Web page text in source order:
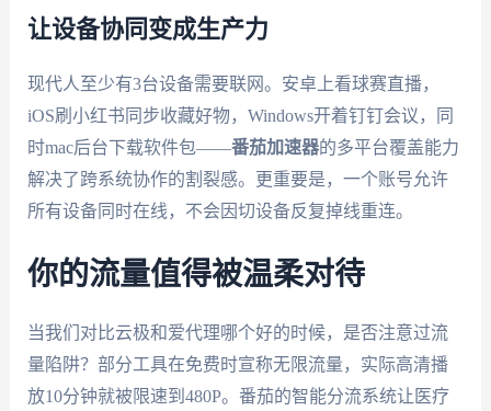
让设备协同变成生产力
现代人至少有3台设备需要联网。安卓上看球赛直播，
iOS刷小红书同步收藏好物，Windows开着钉钉会议，同
时mac后台下载软件包——番茄加速器的多平台覆盖能力
解决了跨系统协作的割裂感。更重要是，一个账号允许
所有设备同时在线，不会因切设备反复掉线重连。
你的流量值得被温柔对待
当我们对比云极和爱代理哪个好的时候，是否注意过流
量陷阱？部分工具在免费时宣称无限流量，实际高清播
放10分钟就被限速到480P。番茄的智能分流系统让医疗